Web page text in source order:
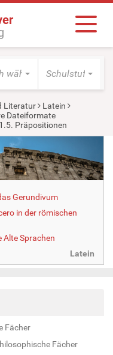
wählen Schulstufe
Literatur
Latein
Dateiformate
1.5. Präpositionen
Gerundivum
in der römischen
Alte Sprachen
Latein
Fächer
Fächer